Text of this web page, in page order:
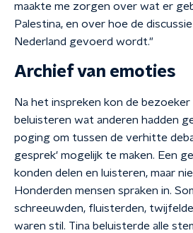
maakte me zorgen over wat er
Palestina, en over hoe de
Nederland gevoerd wordt."
Archief van emoties
Na het inspreken kon de
beluisteren wat anderen hadden
poging om tussen de verhitte
gesprek' mogelijk te maken. Een
konden delen en luisteren, maar
Honderden mensen spraken in.
schreeuwden, fluisterden,
waren stil. Tina beluisterde alle